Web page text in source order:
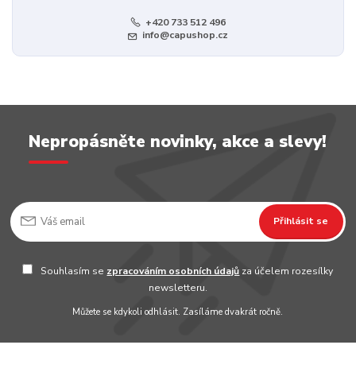
+420 733 512 496
info@capushop.cz
Nepropásněte novinky, akce a slevy!
Přihlásit se
Souhlasím se zpracováním osobních údajů za účelem rozesílky
newsletteru.
Můžete se kdykoli odhlásit. Zasíláme dvakrát ročně.